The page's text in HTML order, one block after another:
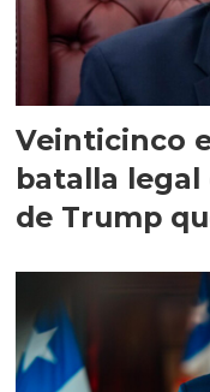
Veinticinco
batalla legal
de Trump